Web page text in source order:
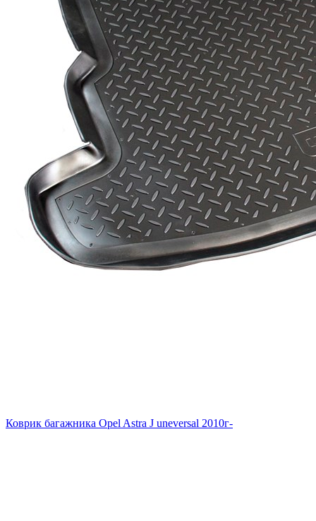
Коврик багажника Opel Astra J uneversal 2010г-